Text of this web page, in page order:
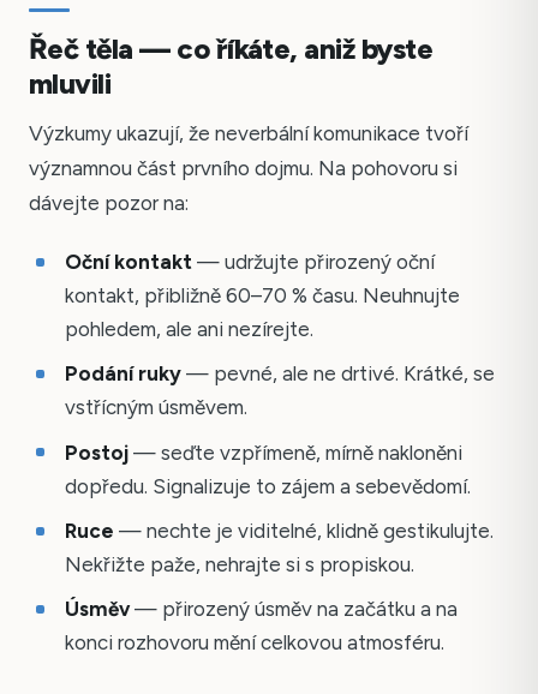
Řeč těla — co říkáte, aniž byste
mluvili
Výzkumy ukazují, že neverbální komunikace tvoří
významnou část prvního dojmu. Na pohovoru si
dávejte pozor na:
Oční kontakt— udržujte přirozený oční
kontakt, přibližně 60–70 % času. Neuhnujte
pohledem, ale ani nezírejte.
Podání ruky— pevné, ale ne drtivé. Krátké, se
vstřícným úsměvem.
Postoj— seďte vzpřímeně, mírně nakloněni
dopředu. Signalizuje to zájem a sebevědomí.
Ruce — nechte je viditelné, klidně gestikulujte.
Nekřižte paže, nehrajte si s propiskou.
Úsměv— přirozený úsměv na začátku a na
konci rozhovoru mění celkovou atmosféru.